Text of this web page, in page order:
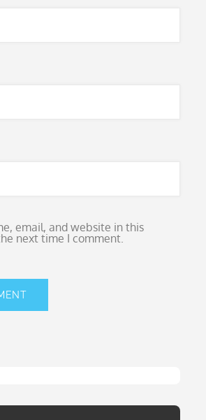
email, and website in this
next time I comment.